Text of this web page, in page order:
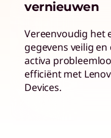
vernieuwen
Vereenvoudig het
gegevens veilig
activa
efficiënt met
Devices.